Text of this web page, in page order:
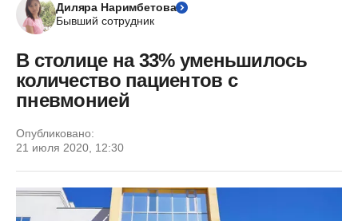
Диляра Наримбетова
Бывший сотрудник
В столице на 33% уменьшилось
количество пациентов с
пневмонией
Опубликовано:
21 июля 2020, 12:30